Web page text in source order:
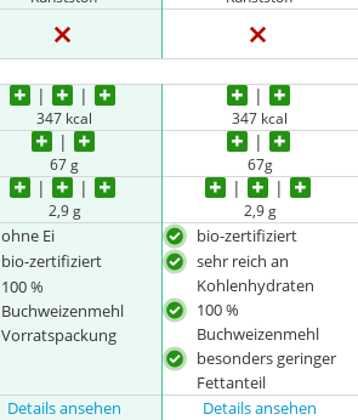
347 kcal 347 kcal
67 g 67g
2,9 g 2,9 g
ohne Ei
bio-zertifiziert
100 %
Buchweizenmehl
Vorratspackung
bio-zertifiziert
sehr reich an
Kohlenhydraten
100 %
Buchweizenmehl
besonders geringer
Fettanteil
Details ansehen Details ansehen